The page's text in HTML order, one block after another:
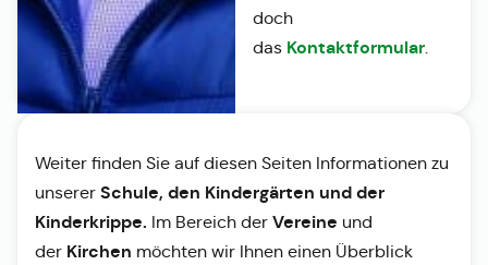
doch
das Kontaktformular.
Weiter finden Sie auf diesen Seiten Informationen zu
unserer Schule, den Kindergärten und der
Kinderkrippe. Im Bereich der Vereine und
der Kirchen möchten wir Ihnen einen Überblick